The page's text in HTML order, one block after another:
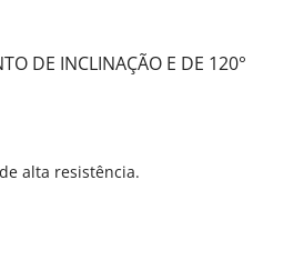
DE INCLINAÇÃO E DE 120°
alta resistência.